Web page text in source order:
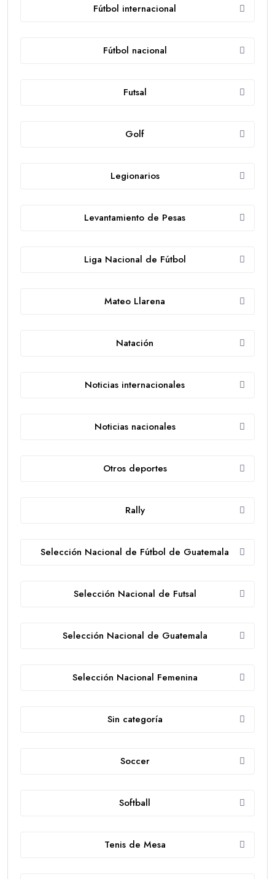
Fútbol internacional
Fútbol nacional
Futsal
Golf
Legionarios
Levantamiento de Pesas
Liga Nacional de Fútbol
Mateo Llarena
Natación
Noticias internacionales
Noticias nacionales
Otros deportes
Rally
Selección Nacional de Fútbol de Guatemala
Selección Nacional de Futsal
Selección Nacional de Guatemala
Selección Nacional Femenina
Sin categoría
Soccer
Softball
Tenis de Mesa